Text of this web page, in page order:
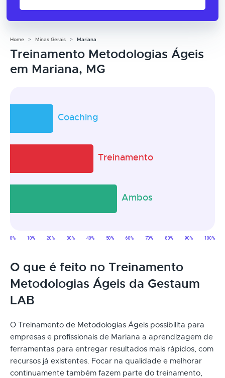
Home Minas Gerais Mariana
Treinamento Metodologias Ágeis
em Mariana, MG
O que é feito no Treinamento
Metodologias Ágeis da Gestaum
LAB
O Treinamento de Metodologias Ágeis possibilita para
empresas e profissionais de Mariana a aprendizagem de
ferramentas para entregar resultados mais rápidos, com
recursos já existentes. Focar na qualidade e melhorar
continuamente também fazem parte do treinamento,